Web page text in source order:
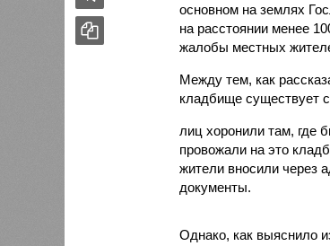
основном на землях
на расстоянии менее
жалобы местных
Между тем, как
кладбище существует
лиц хоронили там, где
провожали на это
жители вносили через
документы.
Однако, как выяснило